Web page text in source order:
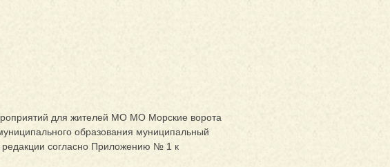
для жителей МО МО Морские ворота
образования муниципальный
редакции согласно Приложению № 1 к